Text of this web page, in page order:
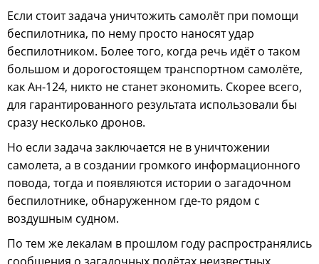
Если стоит задача уничтожить самолёт при помощи
беспилотника, по нему просто наносят удар
беспилотником. Более того, когда речь идёт о таком
большом и дорогостоящем транспортном самолёте,
как Ан-124, никто не станет экономить. Скорее всего,
для гарантированного результата использовали бы
сразу несколько дронов.
Но если задача заключается не в уничтожении
самолета, а в создании громкого информационного
повода, тогда и появляются истории о загадочном
беспилотнике, обнаруженном где-то рядом с
воздушным судном.
По тем же лекалам в прошлом году распространялись